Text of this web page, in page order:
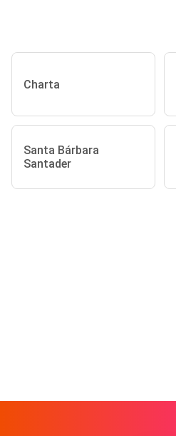
Charta
Santa Bárbara
Santader